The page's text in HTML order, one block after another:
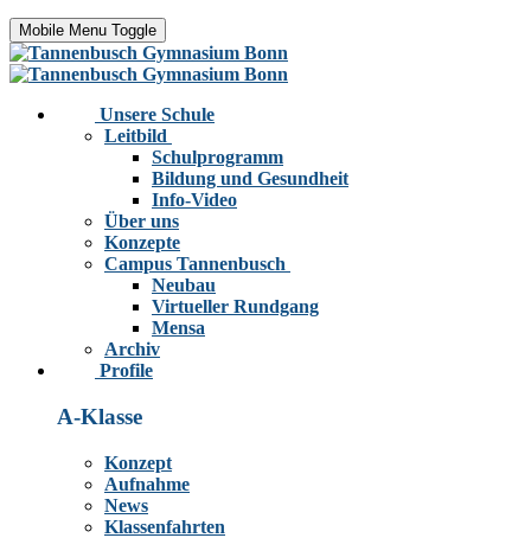
Mobile Menu Toggle
Unsere Schule
Leitbild
Schulprogramm
Bildung und Gesundheit
Info-Video
Über uns
Konzepte
Campus Tannenbusch
Neubau
Virtueller Rundgang
Mensa
Archiv
Profile
A-Klasse
Konzept
Aufnahme
News
Klassenfahrten